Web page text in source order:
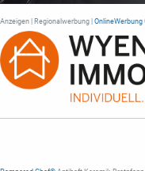
Anzeigen | Regionalwerbung | OnlineWerbung